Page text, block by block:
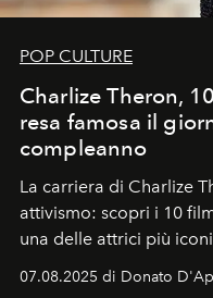
POP CULTURE
Charlize Theron,
resa famosa il
compleanno
La carriera di Charlize
attivismo: scopri i 10
una delle attrici più
07.08.2025 di Donato